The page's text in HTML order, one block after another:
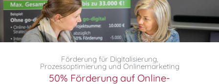
50 % Onlinemarketing Förderung
Beratung | Beantragung | Abwicklung
Förderung für Digitalisierung,
Prozessoptimierung und Onlinemarketing
50% Förderung auf Online-